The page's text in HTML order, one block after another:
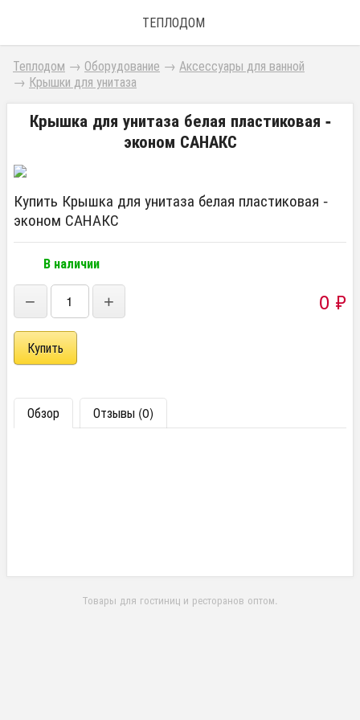
ТЕПЛОДОМ
Теплодом → Оборудование → Аксессуары для ванной
→ Крышки для унитаза
Крышка для унитаза белая пластиковая -
эконом САНАКС
Купить Крышка для унитаза белая пластиковая -
эконом САНАКС
В наличии
− + 0 ₽
Обзор Отзывы (0)
Товары для гостиниц и ресторанов оптом.